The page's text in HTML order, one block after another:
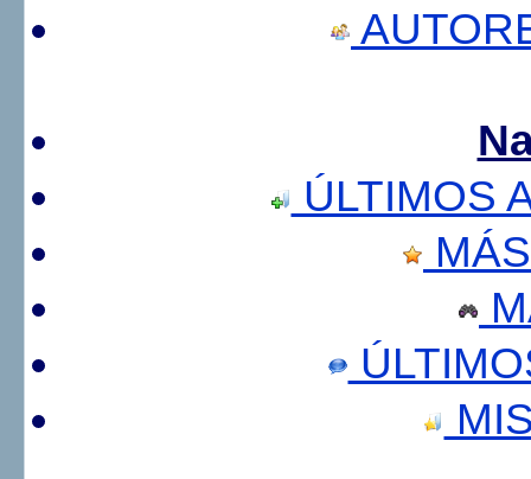
ÚLTIMOS